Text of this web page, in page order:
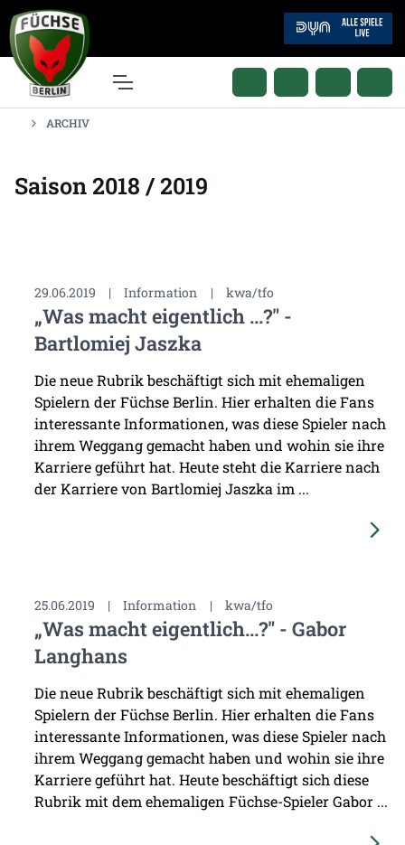
ARCHIV
Saison 2018 / 2019
29.06.2019 | Information | kwa/tfo
„Was macht eigentlich ...?" -
Bartlomiej Jaszka
Die neue Rubrik beschäftigt sich mit ehemaligen
Spielern der Füchse Berlin. Hier erhalten die Fans
interessante Informationen, was diese Spieler nach
ihrem Weggang gemacht haben und wohin sie ihre
Karriere geführt hat. Heute steht die Karriere nach
der Karriere von Bartlomiej Jaszka im ...
25.06.2019 | Information | kwa/tfo
„Was macht eigentlich...?" - Gabor
Langhans
Die neue Rubrik beschäftigt sich mit ehemaligen
Spielern der Füchse Berlin. Hier erhalten die Fans
interessante Informationen, was diese Spieler nach
ihrem Weggang gemacht haben und wohin sie ihre
Karriere geführt hat. Heute beschäftigt sich diese
Rubrik mit dem ehemaligen Füchse-Spieler Gabor ...